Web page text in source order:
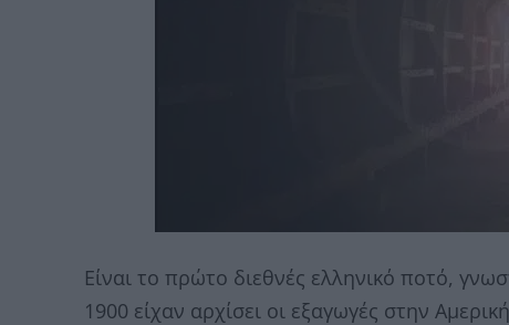
Είναι το πρώτο διεθνές ελληνικό ποτό,
1900 είχαν αρχίσει οι εξαγωγές στην